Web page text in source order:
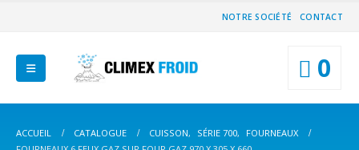
NOTRE SOCIÉTÉ CONTACT
0
ACCUEIL CATALOGUE CUISSON, SÉRIE 700,
FOURNEAUX